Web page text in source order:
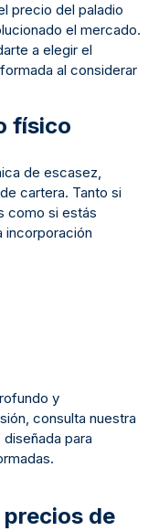
precio del paladio
el mercado.
a elegir el
al considerar
físico
de escasez,
cartera. Tanto si
como si estás
incorporación
y
consulta nuestra
diseñada para
de